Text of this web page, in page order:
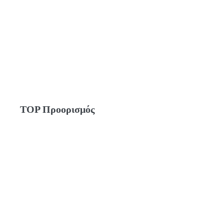
TOP Προορισμός